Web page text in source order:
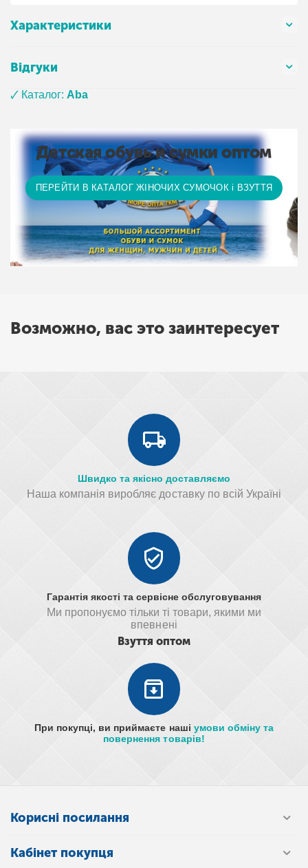
Характеристики
Відгуки
🗸 Каталог:Aba
Детская обувь и сумки оптом
ПЕРЕЙТИ В КАТАЛОГ ЖІНОЧИХ СУМОЧОК і ВЗУТТЯ
Возможно, вас это заинтересует
Швидко та якісно доставляємо
Наша компанія виробляє доставку по всій Україні
Гарантія якості та сервісне обслуговування
Ми пропонуємо тільки ті товари, якими ми
впевнені
Взуття оптом
При покупці, ви приймаєте наші умови обміну та
повернення товарів!
Корисні посилання
Кабінет покупця